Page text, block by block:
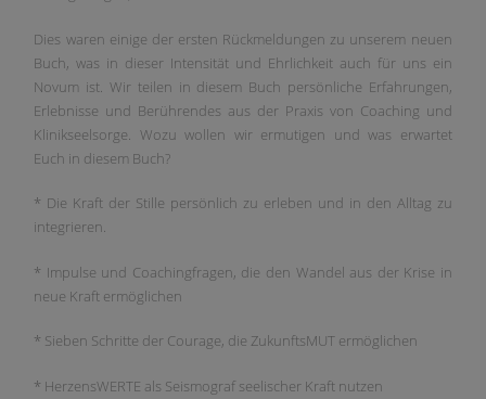
Dies waren einige der ersten Rückmeldungen zu unserem neuen
Buch, was in dieser Intensität und Ehrlichkeit auch für uns ein
Novum ist. Wir teilen in diesem Buch persönliche Erfahrungen,
Erlebnisse und Berührendes aus der Praxis von Coaching und
Klinikseelsorge. Wozu wollen wir ermutigen und was erwartet
Euch in diesem Buch?
* Die Kraft der Stille persönlich zu erleben und in den Alltag zu
integrieren.
* Impulse und Coachingfragen, die den Wandel aus der Krise in
neue Kraft ermöglichen
* Sieben Schritte der Courage, die ZukunftsMUT ermöglichen
* HerzensWERTE als Seismograf seelischer Kraft nutzen